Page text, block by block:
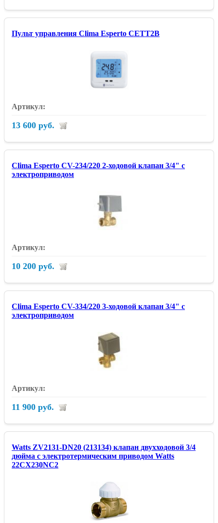
Пульт управления Clima Esperto CETT2B
13 600 руб.
Clima Esperto CV-234/220 2-ходовой клапан 3/4" с
электроприводом
10 200 руб.
Clima Esperto CV-334/220 3-ходовой клапан 3/4" с
электроприводом
11 900 руб.
Watts ZV2131-DN20 (213134) клапан двухходовой 3/4
дюйма с электротермическим приводом Watts
22CX230NC2